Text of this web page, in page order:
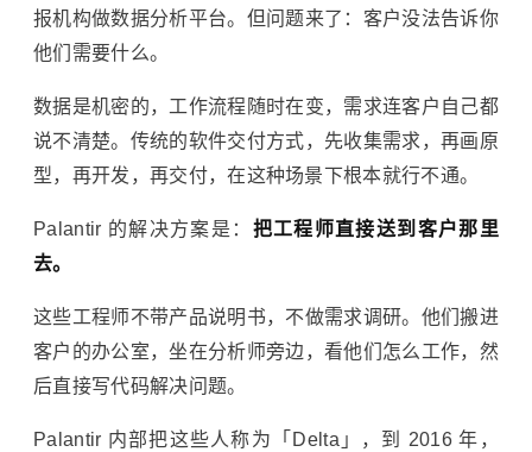
报机构做数据分析平台。但问题来了：客户没法告诉你
他们需要什么。
数据是机密的，工作流程随时在变，需求连客户自己都
说不清楚。传统的软件交付方式，先收集需求，再画原
型，再开发，再交付，在这种场景下根本就行不通。
Palantir 的解决方案是： 把工程师直接送到客户那里
去。
这些工程师不带产品说明书，不做需求调研。他们搬进
客户的办公室，坐在分析师旁边，看他们怎么工作，然
后直接写代码解决问题。
Palantir 内部把这些人称为「Delta」，到 2016 年，